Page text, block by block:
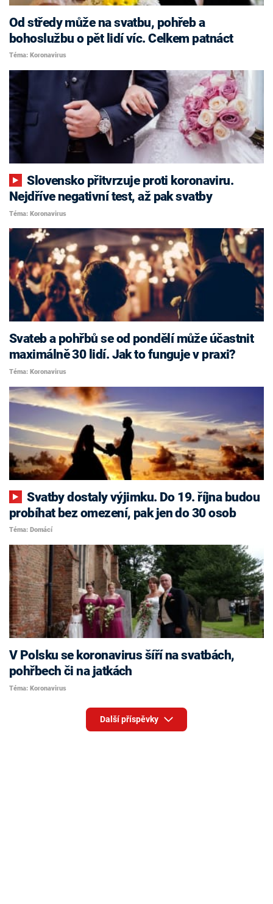
Od středy může na svatbu, pohřeb a
bohoslužbu o pět lidí víc. Celkem patnáct
Téma: Koronavirus
Slovensko přitvrzuje proti koronaviru.
Nejdříve negativní test, až pak svatby
Téma: Koronavirus
Svateb a pohřbů se od pondělí může účastnit
maximálně 30 lidí. Jak to funguje v praxi?
Téma: Koronavirus
Svatby dostaly výjimku. Do 19. října budou
probíhat bez omezení, pak jen do 30 osob
Téma: Domácí
V Polsku se koronavirus šíří na svatbách,
pohřbech či na jatkách
Téma: Koronavirus
Další příspěvky